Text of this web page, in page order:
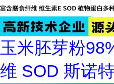
玉米胚芽粉
维 SOD 斯诺